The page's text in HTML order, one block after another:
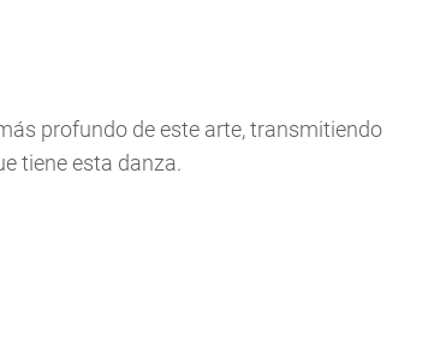
profundo de este arte, transmitiendo
tiene esta danza.